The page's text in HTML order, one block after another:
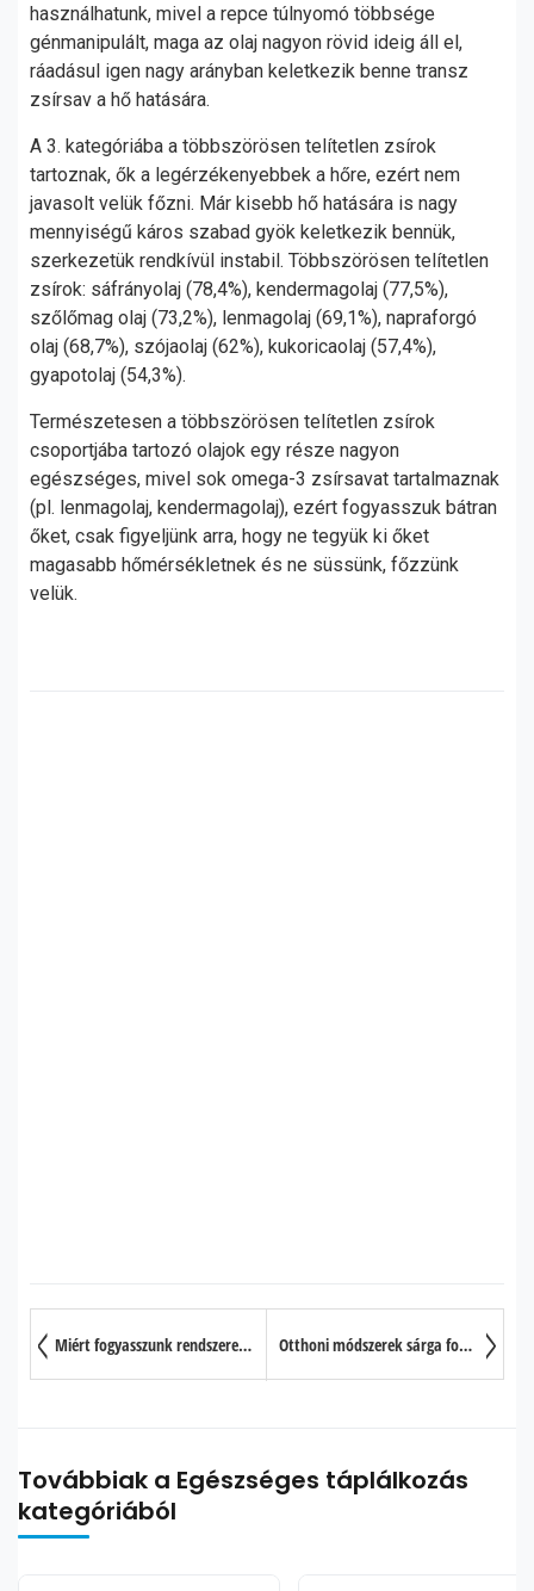
használhatunk, mivel a repce túlnyomó többsége
génmanipulált, maga az olaj nagyon rövid ideig áll el,
ráadásul igen nagy arányban keletkezik benne transz
zsírsav a hő hatására.
A 3. kategóriába a többszörösen telítetlen zsírok
tartoznak, ők a legérzékenyebbek a hőre, ezért nem
javasolt velük főzni. Már kisebb hő hatására is nagy
mennyiségű káros szabad gyök keletkezik bennük,
szerkezetük rendkívül instabil. Többszörösen telítetlen
zsírok: sáfrányolaj (78,4%), kendermagolaj (77,5%),
szőlőmag olaj (73,2%), lenmagolaj (69,1%), napraforgó
olaj (68,7%), szójaolaj (62%), kukoricaolaj (57,4%),
gyapotolaj (54,3%).
Természetesen a többszörösen telítetlen zsírok
csoportjába tartozó olajok egy része nagyon
egészséges, mivel sok omega-3 zsírsavat tartalmaznak
(pl. lenmagolaj, kendermagolaj), ezért fogyasszuk bátran
őket, csak figyeljünk arra, hogy ne tegyük ki őket
magasabb hőmérsékletnek és ne süssünk, főzzünk
velük.
Miért fogyasszunk rendszeresen fermentált ételeket? Otthoni módszerek sárga fogak ellen
Továbbiak a Egészséges táplálkozás
kategóriából